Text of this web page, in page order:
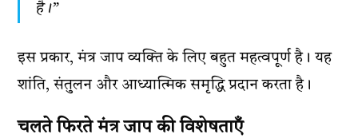
है।”
इस प्रकार, मंत्र जाप व्यक्ति के लिए बहुत महत्वपूर्ण है। यह
शांति, संतुलन और आध्यात्मिक समृद्धि प्रदान करता है।
चलते फिरते मंत्र जाप की विशेषताएँ